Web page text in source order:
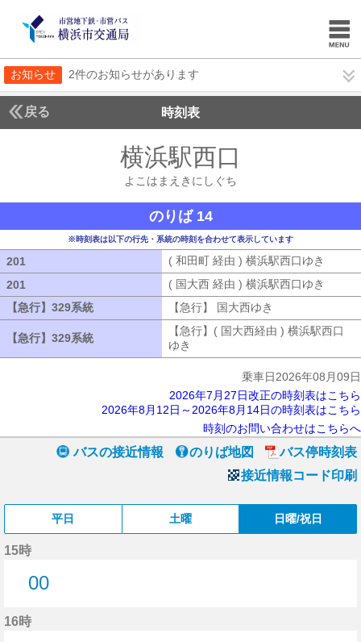
お知らせ 2件のお知らせがあります
戻る 時刻表
横浜駅西口
よこはまえきにしぐち
のりば 14
※時刻表は以下の行先・系統の時刻を合わせて表示しています
201 ( 和田町 経由 ) 横浜駅西口ゆき
201
( 国大西 経由 ) 横浜駅西口ゆき
【急行】329系統 【急行】329系統【急行】 国大西ゆき
【急行】329系統 【急行】329系統
【急行】( 国大西経由 ) 横浜駅西口
ゆき
乗車日2026年08月09日
2026年7月27日改正の時刻表はこちら
2026年8月12日～2026年8月14日の時刻表はこちら
時刻のお問い合わせはこちらへ
バスの接近情報 のりば地図
バス停時刻表
接近情報コード印刷
平日 土曜 日曜/祝日
15時
00
16時